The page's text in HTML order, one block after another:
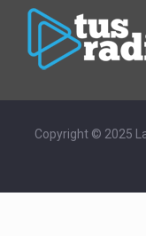
Copyright © 2025